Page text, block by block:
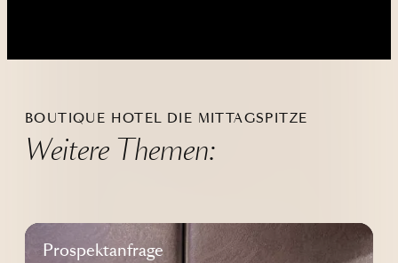
----
BOUTIQUE HOTEL DIE MITTAGSPITZE
Weitere Themen:
Prospektanfrage